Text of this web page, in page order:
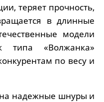
теряет прочность,
в длинные
модели
типа «Волжанка»
по весу и
надежные шнуры и